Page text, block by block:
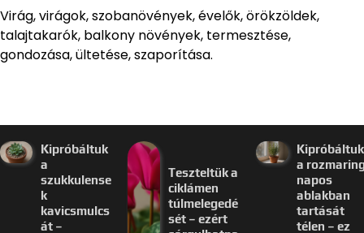
Virág, virágok, szobanövények, évelők, örökzöldek,
talajtakarók, balkony növények, termesztése,
gondozása, ültetése, szaporítása.
Kipróbáltuk
a
szukkulense
k
kavicsmulcs
át –
Teszteltük a
ciklámen
túlmelegedé
sét – ezért
Kipróbáltuk
a
napos
ablakban
tartását
télen – ez